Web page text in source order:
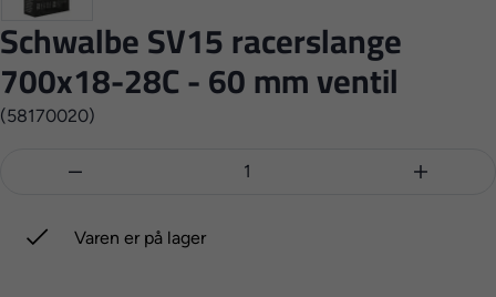
Schwalbe SV15 racerslange
700x18-28C - 60 mm ventil
(58170020)
 
 Varen er på lager